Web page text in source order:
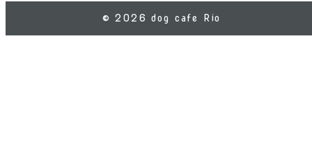
© 2026 dog cafe Rio